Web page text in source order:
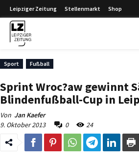
Leipziger Zeitung Stellenmarkt Shop
Sport Fußball
Sprint Wroc?aw gewinnt
Blindenfußball-Cup in
Von Jan Kaefer
9. Oktober 2013
0 24